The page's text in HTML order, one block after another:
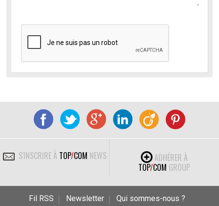
S'INSCRIRE À TOP/COM NEWS
ADHÉRER À
TOP/COM GROUP
Fil RSS Newsletter
Qui sommes-nous ?